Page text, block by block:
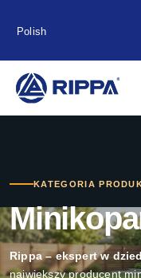
Polish
KATEGORIA
Rippa – ekspert w
największy producent